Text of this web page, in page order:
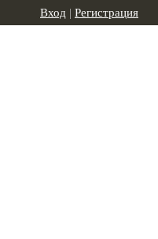
Вход | Регистрация